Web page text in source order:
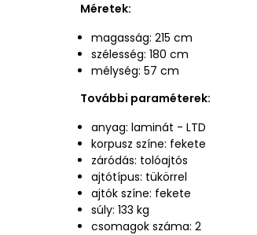
Méretek:
magasság: 215 cm
szélesség: 180 cm
mélység: 57 cm
További paraméterek:
anyag: laminát - LTD
korpusz színe: fekete
záródás: tolóajtós
ajtótípus: tükörrel
ajtók színe: fekete
súly: 133 kg
csomagok száma: 2